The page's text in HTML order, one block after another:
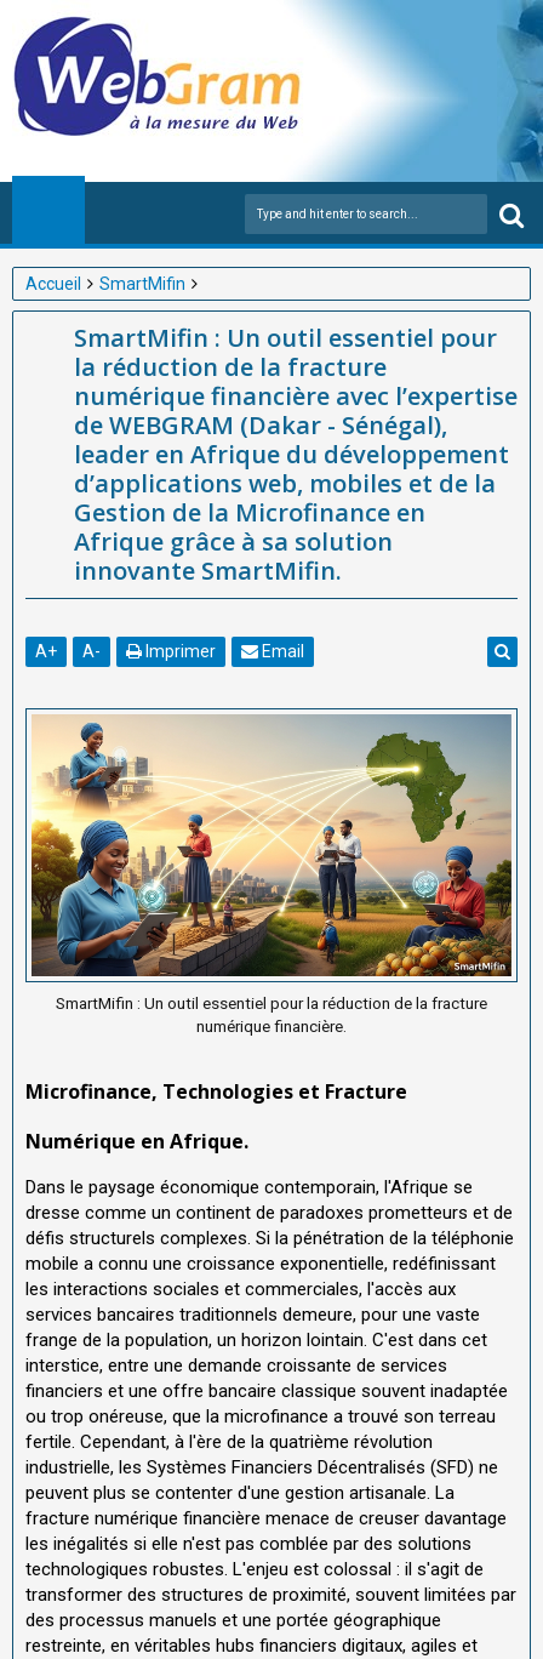
Accueil
SmartMifin
SmartMifin : Un outil essentiel pour la réduction de la fracture
numérique financière avec l’expertise de WEBGRAM (Dakar -
Sénégal), leader en Afrique du développement d’applications
web, mobiles et de la Gestion de la Microfinance en Afrique
grâce à sa solution innovante SmartMifin.
SmartMifin : Un outil essentiel pour
la réduction de la fracture
numérique financière avec l’expertise
de WEBGRAM (Dakar - Sénégal),
leader en Afrique du développement
d’applications web, mobiles et de la
Gestion de la Microfinance en
Afrique grâce à sa solution
innovante SmartMifin.
A+ A- Imprimer Email
SmartMifin : Un outil essentiel pour la réduction de la fracture
numérique financière.
Microfinance, Technologies et Fracture
Numérique en Afrique.
Dans le paysage économique contemporain, l'Afrique se
dresse comme un continent de paradoxes prometteurs et de
défis structurels complexes. Si la pénétration de la téléphonie
mobile a connu une croissance exponentielle, redéfinissant
les interactions sociales et commerciales, l'accès aux
services bancaires traditionnels demeure, pour une vaste
frange de la population, un horizon lointain. C'est dans cet
interstice, entre une demande croissante de services
financiers et une offre bancaire classique souvent inadaptée
ou trop onéreuse, que la microfinance a trouvé son terreau
fertile. Cependant, à l'ère de la quatrième révolution
industrielle, les Systèmes Financiers Décentralisés (SFD) ne
peuvent plus se contenter d'une gestion artisanale. La
fracture numérique financière menace de creuser davantage
les inégalités si elle n'est pas comblée par des solutions
technologiques robustes. L'enjeu est colossal : il s'agit de
transformer des structures de proximité, souvent limitées par
des processus manuels et une portée géographique
restreinte, en véritables hubs financiers digitaux, agiles et